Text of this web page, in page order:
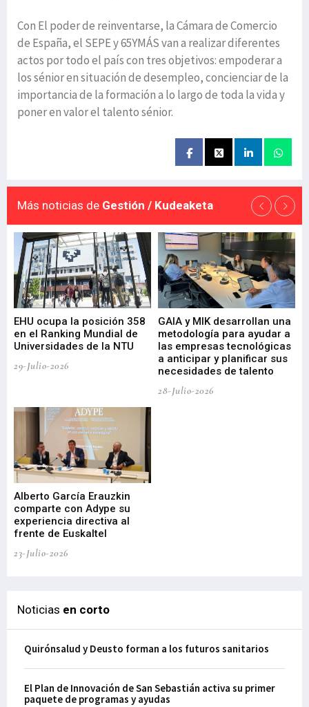
Con El poder de reinventarse, la Cámara de Comercio
de España, el SEPE y 65YMÁS van a realizar diferentes
actos por todo el país con tres objetivos: empoderar a
los sénior en situación de desempleo, concienciar de la
importancia de la formación a lo largo de toda la vida y
poner en valor el talento sénior.
Más noticias de Gestión / Kudeaketa
EHU ocupa la posición 358
en el Ranking Mundial de
Universidades de la NTU
29-Julio-2026
GAIA y MIK desarrollan una
metodología para ayudar a
las empresas tecnológicas
a anticipar y planificar sus
necesidades de talento
28-Julio-2026
Alberto García Erauzkin
comparte con Adype su
experiencia directiva al
frente de Euskaltel
23-Julio-2026
Noticias en corto
Quirónsalud y Deusto forman a los futuros sanitarios
El Plan de Innovación de San Sebastián activa su primer
paquete de programas y ayudas